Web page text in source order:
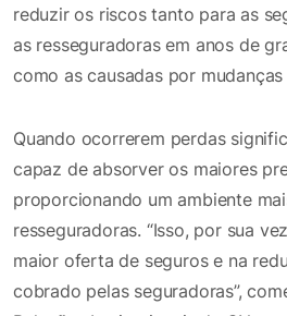
reduzir os riscos tanto para as
as resseguradoras em anos de
como as causadas por mudanças
Quando ocorrerem perdas
capaz de absorver os maiores
proporcionando um ambiente
resseguradoras. “Isso, por sua
maior oferta de seguros e na
cobrado pelas seguradoras”,